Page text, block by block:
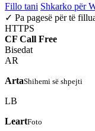
Fillo tani Shkarko për
✓ Pa pagesë për të
HTTPS
CF Call Free
Bisedat
AR
ArtaShihemi së shpejti
LB
LeartFoto